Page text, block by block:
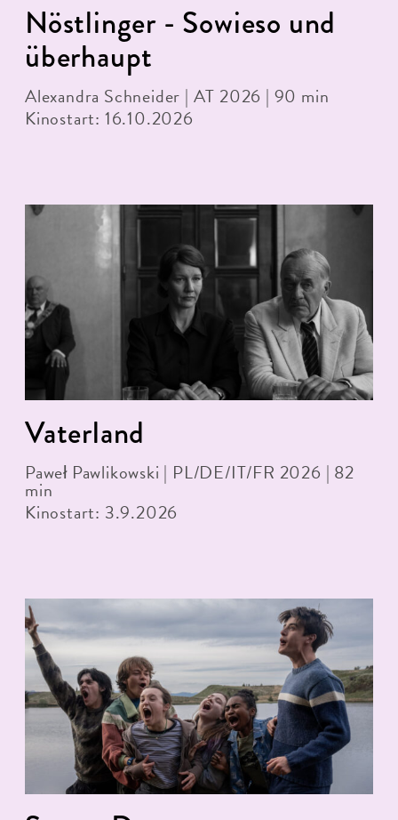
Nöstlinger - Sowieso und
überhaupt
Alexandra Schneider | AT 2026 | 90 min
Kinostart: 16.10.2026
Vaterland
Paweł Pawlikowski | PL/DE/IT/FR 2026 | 82
min
Kinostart: 3.9.2026